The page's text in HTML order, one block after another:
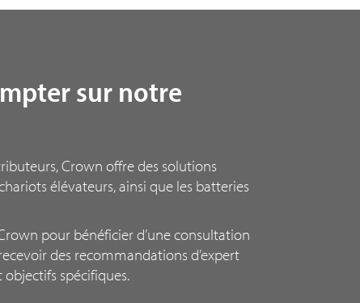
sur notre
Crown offre des solutions
élévateurs, ainsi que les batteries
pour bénéficier d’une consultation
des recommandations d’expert
objectifs spécifiques.